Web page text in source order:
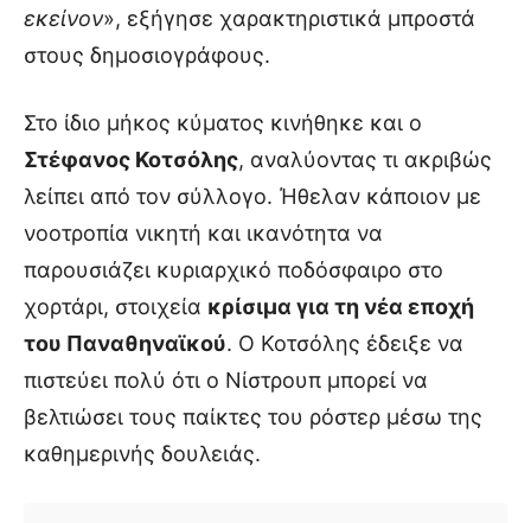
εκείνον», εξήγησε χαρακτηριστικά μπροστά
στους δημοσιογράφους.
Στο ίδιο μήκος κύματος κινήθηκε και ο
Στέφανος Κοτσόλης, αναλύοντας τι ακριβώς
λείπει από τον σύλλογο. Ήθελαν κάποιον με
νοοτροπία νικητή και ικανότητα να
παρουσιάζει κυριαρχικό ποδόσφαιρο στο
χορτάρι, στοιχεία κρίσιμα για τη νέα εποχή
του Παναθηναϊκού. Ο Κοτσόλης έδειξε να
πιστεύει πολύ ότι ο Νίστρουπ μπορεί να
βελτιώσει τους παίκτες του ρόστερ μέσω της
καθημερινής δουλειάς.